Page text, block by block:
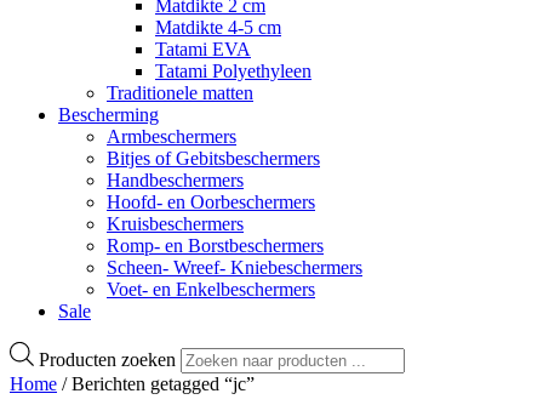
Matdikte 2 cm
Matdikte 4-5 cm
Tatami EVA
Tatami Polyethyleen
Traditionele matten
Bescherming
Armbeschermers
Bitjes of Gebitsbeschermers
Handbeschermers
Hoofd- en Oorbeschermers
Kruisbeschermers
Romp- en Borstbeschermers
Scheen- Wreef- Kniebeschermers
Voet- en Enkelbeschermers
Sale
Producten zoeken
Home / Berichten getagged “jc”